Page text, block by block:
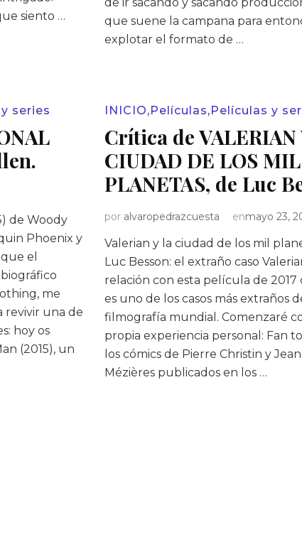
siento …
que suene la campana para
explotar el formato de …
series
de Woody
Phoenix y
el
me
revivir una de
hoy os
(2015), un
INICIO, Películas, Películas y
Crítica de VALERIAN
CIUDAD DE LOS MIL
PLANETAS, de Luc
por alvaropedrazcuesta enmayo 23,
Valerian y la ciudad de los mil
Luc Besson: el extraño caso
relación con esta película de 2017
es uno de los casos más extraños
filmografía mundial. Comenzaré
propia experiencia personal: Fan
los cómics de Pierre Christin y
Mézières publicados en los …